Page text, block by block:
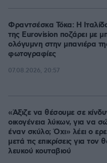
Φραντσέσκα Τόκα: Η
της Eurovision ποζάρει με
ολόγυμνη στην μπανιέρα
φωτογραφίες
07.08.2026, 20:57
«Άξιζε να θέσουμε σε
οικογένεια λύκων, για να
έναν σκύλο; Όχι» λέει ο
μετά τις επικρίσεις για τον
λευκού κουταβιού